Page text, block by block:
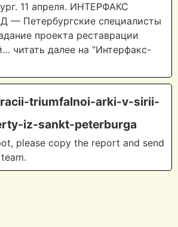
11 апреля. ИНТЕРФАКС
— Петербургские специалисты
проекта реставрации
читать далее на ”Интерфакс-
triumfalnoi-arki-v-sirii-
iz-sankt-peterburga
please copy the report and send